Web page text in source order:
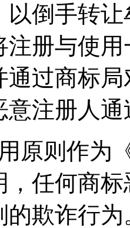
以倒手转
注册与使
通过商标
意注册人
原则作为
，任何商
的欺诈行